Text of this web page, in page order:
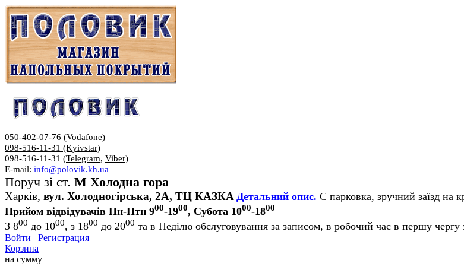
050-402-07-76 (Vodafone)
098-516-11-31 (Kyivstar)
098-516-11-31 (Telegram, Viber)
E-mail: info@polovik.kh.ua
Поруч зі ст. М Холодна гора
Харків, вул. Холодногірська, 2А, ТЦ КАЗКА Детальний опис. Є парковка, зручний заїзд на
Прийом відвідувачів Пн-Птн 900-1900, Субота 1000-1800
З 800 до 1000, з 1800 до 2000 та в Неділю обслуговування за записом, в робочий час в першу чергу
Войти
Регистрация
Корзина
на сумму